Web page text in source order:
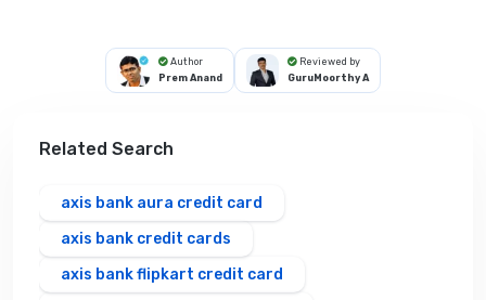
Author
Prem Anand
Reviewed by
GuruMoorthy A
Related Search
axis bank aura credit card
axis bank credit cards
axis bank flipkart credit card